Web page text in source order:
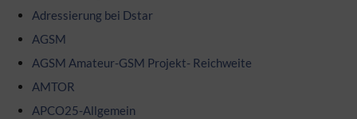
Adressierung bei Dstar
AGSM
AGSM Amateur-GSM Projekt- Reichweite
AMTOR
APCO25-Allgemein